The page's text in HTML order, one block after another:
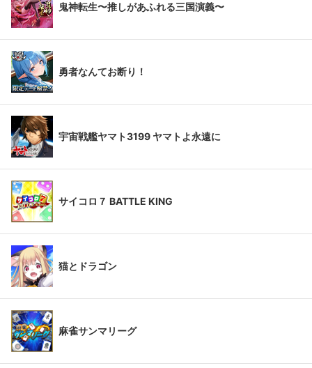
鬼神転生〜推しがあふれる三国演義〜
勇者なんてお断り！
宇宙戦艦ヤマト3199 ヤマトよ永遠に
サイコロ７ BATTLE KING
猫とドラゴン
麻雀サンマリーグ